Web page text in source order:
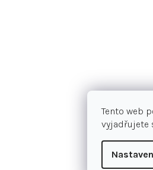
Tento web
vyjadřujete